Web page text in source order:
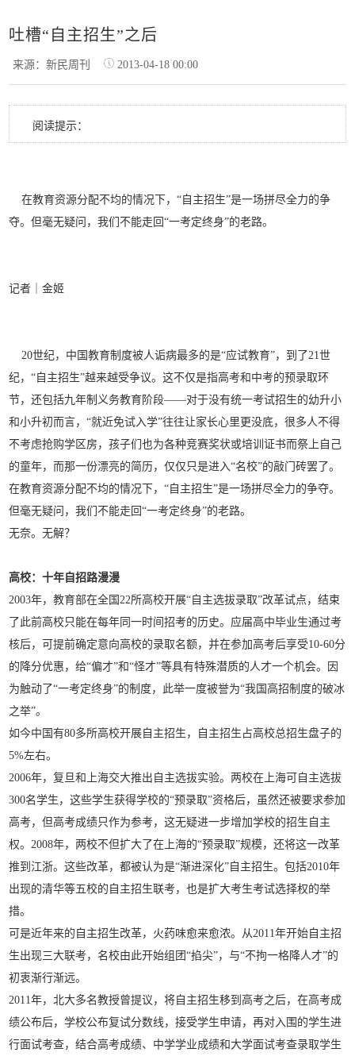
吐槽“自主招生”之后
来源：新民周刊 2013-04-18 00:00
阅读提示：
在教育资源分配不均的情况下，“自主招生”是一场拼尽全力的争
夺。但毫无疑问，我们不能走回“一考定终身”的老路。
记者｜金姬
20世纪，中国教育制度被人诟病最多的是“应试教育”，到了21世
纪，“自主招生”越来越受争议。这不仅是指高考和中考的预录取环
节，还包括九年制义务教育阶段——对于没有统一考试招生的幼升小
和小升初而言，“就近免试入学”往往让家长心里更没底，很多人不得
不考虑抢购学区房，孩子们也为各种竞赛奖状或培训证书而祭上自己
的童年，而那一份漂亮的简历，仅仅只是进入“名校”的敲门砖罢了。
在教育资源分配不均的情况下，“自主招生”是一场拼尽全力的争夺。
但毫无疑问，我们不能走回“一考定终身”的老路。
无奈。无解？
高校：十年自招路漫漫
2003年，教育部在全国22所高校开展“自主选拔录取”改革试点，结束
了此前高校只能在每年同一时间招考的历史。应届高中毕业生通过考
核后，可提前确定意向高校的录取名额，并在参加高考后享受10-60分
的降分优惠，给“偏才”和“怪才”等具有特殊潜质的人才一个机会。因
为触动了“一考定终身”的制度，此举一度被誉为“我国高招制度的破冰
之举”。
如今中国有80多所高校开展自主招生，自主招生占高校总招生盘子的
5%左右。
2006年，复旦和上海交大推出自主选拔实验。两校在上海可自主选拔
300名学生，这些学生获得学校的“预录取”资格后，虽然还被要求参加
高考，但高考成绩只作为参考，这无疑进一步增加学校的招生自主
权。2008年，两校不但扩大了在上海的“预录取”规模，还将这一改革
推到江浙。这些改革，都被认为是“渐进深化”自主招生。包括2010年
出现的清华等五校的自主招生联考，也是扩大考生考试选择权的举
措。
可是近年来的自主招生改革，火药味愈来愈浓。从2011年开始自主招
生出现三大联考，名校由此开始组团“掐尖”，与“不拘一格降人才”的
初衷渐行渐远。
2011年，北大多名教授曾提议，将自主招生移到高考之后，在高考成
绩公布后，学校公布复试分数线，接受学生申请，再对入围的学生进
行面试考查，结合高考成绩、中学学业成绩和大学面试考查录取学生